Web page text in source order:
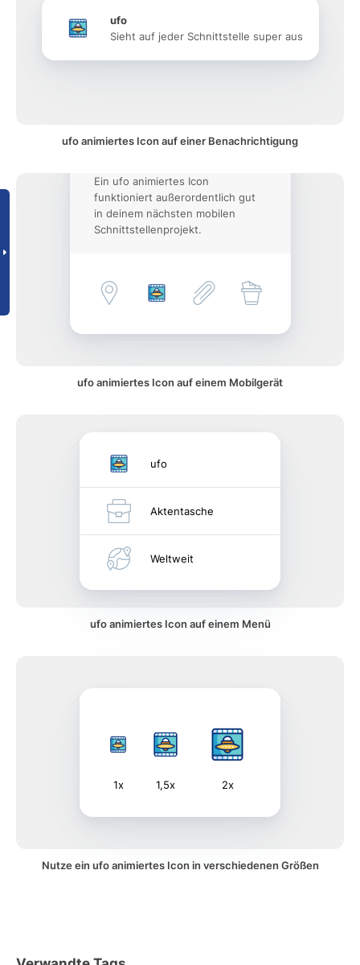
ufo
Sieht auf jeder Schnittstelle super aus
ufo animiertes Icon auf einer Benachrichtigung
Ein ufo animiertes Icon
funktioniert außerordentlich gut
in deinem nächsten mobilen
Schnittstellenprojekt.
ufo animiertes Icon auf einem Mobilgerät
ufo
Aktentasche
Weltweit
ufo animiertes Icon auf einem Menü
1x 1,5x 2x
Nutze ein ufo animiertes Icon in verschiedenen Größen